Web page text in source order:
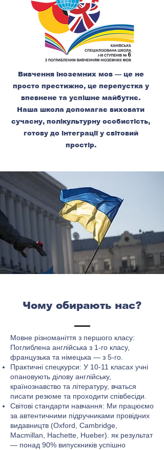
Вивчення іноземних мов — це не
просто престижно, це перепустка у
впевнене та успішне майбутнє.
Наша школа допомагає виховати
сучасну, полікультурну особистість,
готову до інтеграції у світовий
простір.
Чому обирають нас?
Мовне різноманіття з першого класу:
Поглиблена англійська з 1-го класу,
французька та німецька — з 5-го.
Практичні спецкурси: У 10-11 класах учні
опановують ділову англійську,
країнознавство та літературу, вчаться
писати резюме та проходити співбесіди.
Світові стандарти навчання: Ми працюємо
за автентичними підручниками провідних
видавництв (Oxford, Cambridge,
Macmillan, Hachette, Hueber). як результат
— понад 90% випускників успішно